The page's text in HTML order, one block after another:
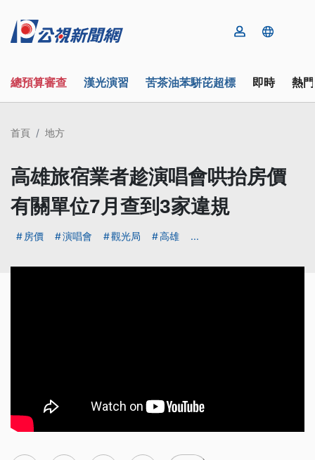
總預算審查 漢光演習 苦茶油苯駢芘超標 即時 熱
首頁 地方
高雄旅宿業者趁演唱會哄抬房價
有關單位7月查到3家違規
房價 演唱會 觀光局 高雄 ...